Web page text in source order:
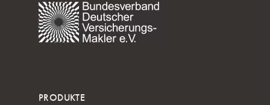
PRODUKTE